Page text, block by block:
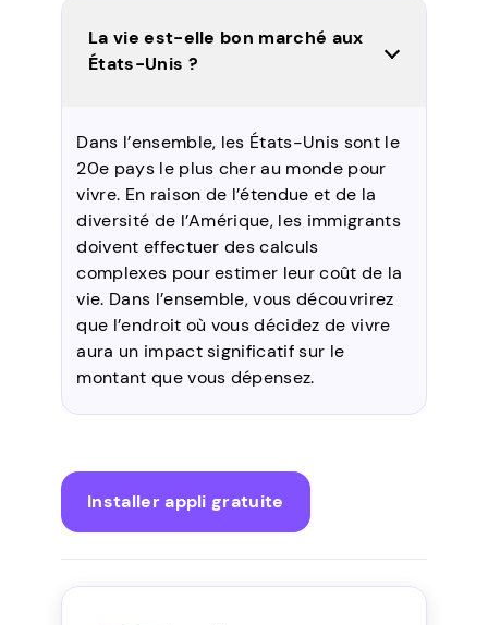
La vie est-elle bon marché aux
États-Unis ?
Dans l’ensemble, les États-Unis sont le
20e pays le plus cher au monde pour
vivre. En raison de l’étendue et de la
diversité de l’Amérique, les immigrants
doivent effectuer des calculs
complexes pour estimer leur coût de la
vie. Dans l’ensemble, vous découvrirez
que l’endroit où vous décidez de vivre
aura un impact significatif sur le
montant que vous dépensez.
Installer appli gratuite